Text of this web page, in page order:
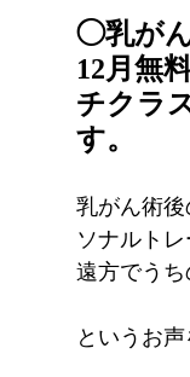
◯乳が
12月無
チクラ
す。
乳がん術
ソナルトレ
遠方でうち
というお声